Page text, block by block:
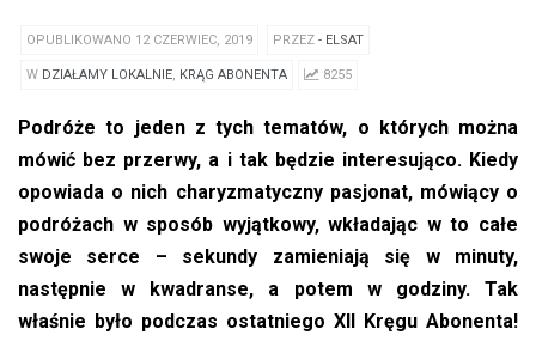
OPUBLIKOWANO 12 CZERWIEC, 2019 PRZEZ - ELSAT
W DZIAŁAMY LOKALNIE, KRĄG ABONENTA 8255
Podróże to jeden z tych tematów, o których można
mówić bez przerwy, a i tak będzie interesująco. Kiedy
opowiada o nich charyzmatyczny pasjonat, mówiący o
podróżach w sposób wyjątkowy, wkładając w to całe
swoje serce – sekundy zamieniają się w minuty,
następnie w kwadranse, a potem w godziny. Tak
właśnie było podczas ostatniego XII Kręgu Abonenta!